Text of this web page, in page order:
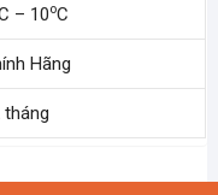
– 10oC
Hãng
tháng